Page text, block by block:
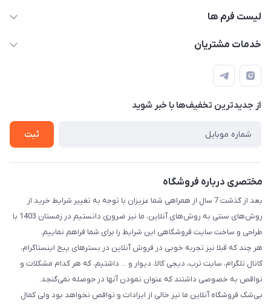
09143214008
مختاری، نرسیده به مسجد سفید
لیست فرم ها
فرم سفارش محصولات چاپی
تماس با ما
فرم سفارش محصولات ناموجود
خدمات مشتریان
قوانین و مقررات
حریم خصوصی
راهنما
از جدید‌ترین تخفیف‌ها با‌ خبر شوید
ثبت
مختصری درباره فروشگاه
بعد از گذشت 7 سال از همراهی شما عزیزان با توجه به تغییر شرایط خرید از
روش‌های سنتی به روش‌های آنلاین، ما نیز ضروری دانستیم در زمستان 1403 با
طراحی و ساخت سایت فروشگاهی این شرایط را برای شما فراهم نماییم.
هر چند که قبلا نیز تجربه خوبی در فروش آنلاین در بسترهای پیج اینستاگرام،
کانال تلگرام، سایت ترب، دیجی کالا، دیوار و ... داشتیم، که هر کدام مشکلات و
نواقص به خصوصی داشتند که عنوان نمودن آنها در حوصله نمی‌گنجد.
بی‌شک فروشگاه آنلاین ما نیز خالی از ایرادات و نواقص نخواهد بود ولی کمال